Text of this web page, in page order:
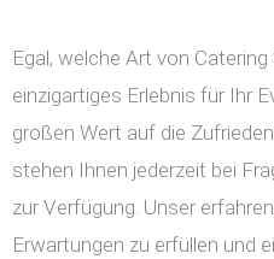
Egal, welche Art von
einzigartiges Erlebnis für Ihr
großen Wert auf die
stehen Ihnen jederzeit bei
zur Verfügung. Unser
Erwartungen zu erfüllen und